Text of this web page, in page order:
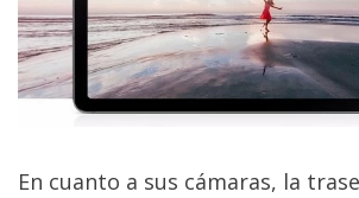
En cuanto a sus cámaras, la